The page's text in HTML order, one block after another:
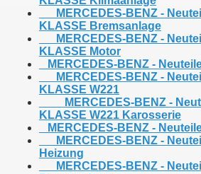
MERCEDES-BENZ -
KLASSE Bremsanlage
MERCEDES-BENZ -
KLASSE Motor
MERCEDES-BENZ -
MERCEDES-BENZ -
KLASSE W221
MERCEDES-BENZ -
KLASSE W221 Karosserie
MERCEDES-BENZ -
MERCEDES-BENZ -
Heizung
MERCEDES-BENZ -